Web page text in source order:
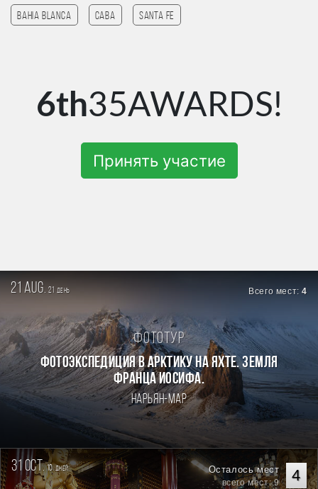
Bahia Blanca CABA Santa Fe
6th35AWARDS!
Принять участие
21 aug. 21 день Всего мест:4
Фототур
Фотоэкспедиция в Арктику на яхте. Земля
Франца Иосифа.
Нарьян-Мар
31 oct.10дней 4
Осталось мест
всего мест: 9